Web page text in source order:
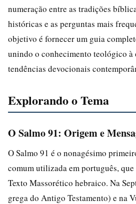
numeração entre as tradições
históricas e as perguntas mais
objetivo é fornecer um guia
unindo o conhecimento teológico à
tendências devocionais
Explorando o Tema
O Salmo 91: Origem e
O Salmo 91 é o nonagésimo
comum utilizada em português,
Texto Massorético hebraico. Na
grega do Antigo Testamento) e na